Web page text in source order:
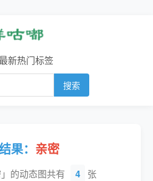
新热门标签
搜索
果： 亲密
的动态图共有 4 张